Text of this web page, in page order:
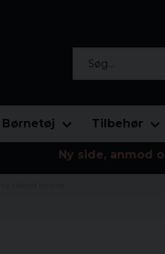
Børnetøj Tilbehør
Ny side, anmod